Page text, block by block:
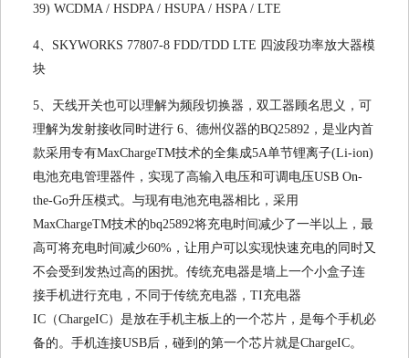
39) WCDMA / HSDPA / HSUPA / HSPA / LTE
4、SKYWORKS 77807-8 FDD/TDD LTE 四波段功率放大器模
块
5、天线开关也可以理解为频段切换器，双工器顾名思义，可
理解为发射接收同时进行 6、德州仪器的BQ25892，是业内首
款采用专有MaxChargeTM技术的全集成5A单节锂离子(Li-ion)
电池充电管理器件，实现了高输入电压和可调电压USB On-
the-Go升压模式。与现有电池充电器相比，采用
MaxChargeTM技术的bq25892将充电时间减少了一半以上，最
高可将充电时间减少60%，让用户可以实现快速充电的同时又
不会受到发热过高的困扰。传统充电器是墙上一个小盒子连
接手机进行充电，不同于传统充电器，TI充电器
IC（ChargeIC）是放在手机主板上的一个芯片，是每个手机必
备的。手机连接USB后，碰到的第一个芯片就是ChargeIC。